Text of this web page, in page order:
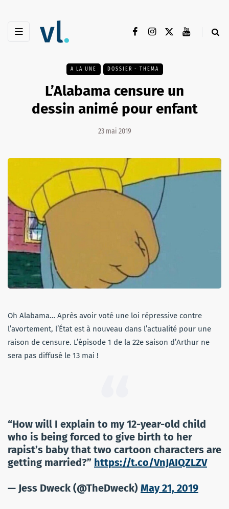
A LA UNE DOSSIER - THEMA
L’Alabama censure un
dessin animé pour enfant
23 mai 2019
Oh Alabama… Après avoir voté une loi répressive contre
l’avortement, l’État est à nouveau dans l’actualité pour une
raison de censure. L’épisode 1 de la 22e saison d’Arthur ne
sera pas diffusé le 13 mai !
“How will I explain to my 12-year-old child
who is being forced to give birth to her
rapist’s baby that two cartoon characters are
getting married?” https://t.co/VnJAIQZLZV
— Jess Dweck (@TheDweck) May 21, 2019